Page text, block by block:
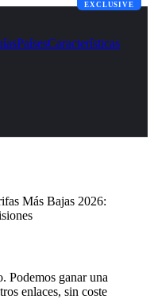
PaísesCaracterísticas
Más Bajas 2026:
Podemos ganar una
enlaces, sin coste
EXCLUSIVE